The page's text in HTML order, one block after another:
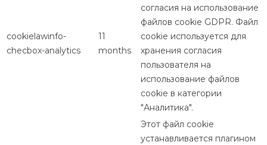
cookielawinfo-
checbox-analytics
11
months
согласия на использование
файлов cookie GDPR. Файл
cookie используется для
хранения согласия
пользователя на
использование файлов
cookie в категории
"Аналитика".
Этот файл cookie
устанавливается плагином